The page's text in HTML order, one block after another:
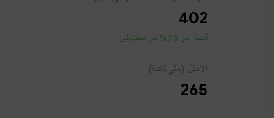
402
أفضل من 29% من المتداولين
الأمثل (ملي ثانية)
265